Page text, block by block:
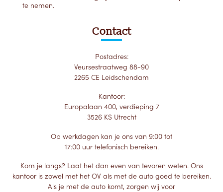
te nemen.
Contact
Postadres:
Veursestraatweg 88-90
2265 CE Leidschendam
Kantoor:
Europalaan 400, verdieping 7
3526 KS Utrecht
Op werkdagen kan je ons van 9:00 tot
17:00 uur telefonisch bereiken.
Kom je langs? Laat het dan even van tevoren weten. Ons
kantoor is zowel met het OV als met de auto goed te bereiken.
Als je met de auto komt, zorgen wij voor